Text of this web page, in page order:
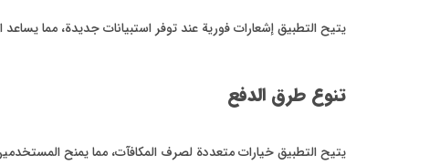
يتيح التطبيق إشعارات فورية عند توفر استبيانات جديدة، مما
تنوع طرق الدفع
يتيح التطبيق خيارات متعددة لصرف المكافآت، مما يمنح